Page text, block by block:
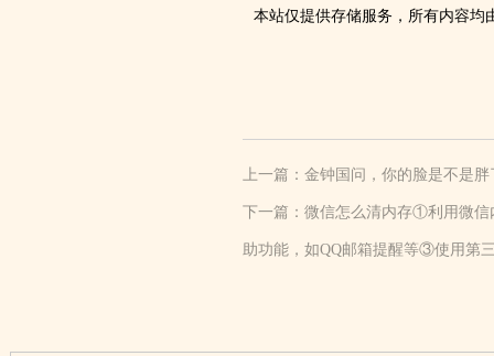
本站仅提供存储服务，所有内容均
上一篇： 金钟国问，你的脸是不是
下一篇： 微信怎么清内存①利用微信
助功能，如QQ邮箱提醒等③使用第